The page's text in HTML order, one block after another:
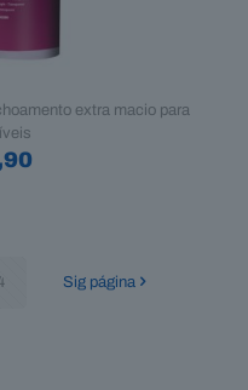
extra macio para
Sig página